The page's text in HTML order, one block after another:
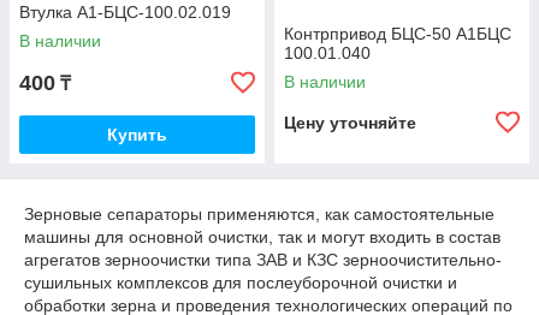
Втулка А1-БЦС-100.02.019
В наличии
400 ₸
Купить
Контрпривод БЦС-50 А1БЦС
100.01.040
В наличии
Цену уточняйте
Зерновые сепараторы применяются, как самостоятельные
машины для основной очистки, так и могут входить в состав
агрегатов зерноочистки типа ЗАВ и КЗС зерноочистительно-
сушильных комплексов для послеуборочной очистки и
обработки зерна и проведения технологических операций по